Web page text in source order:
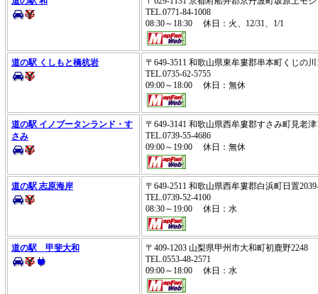
TEL.0771-84-1008
08:30～18:30 休日：火、12/31、1/1
道の駅 くしもと橋杭岩
〒649-3511 和歌山県東牟婁郡串本町くじの
TEL.0735-62-5755
09:00～18:00 休日：無休
道の駅 イノブータンランド・す
さみ
〒649-3141 和歌山県西牟婁郡すさみ町見老
TEL.0739-55-4686
09:00～19:00 休日：無休
道の駅 志原海岸
〒649-2511 和歌山県西牟婁郡白浜町日置
TEL.0739-52-4100
08:30～19:00 休日：水
道の駅 甲斐大和
〒409-1203 山梨県甲州市大和町初鹿野2248
TEL.0553-48-2571
09:00～18:00 休日：水